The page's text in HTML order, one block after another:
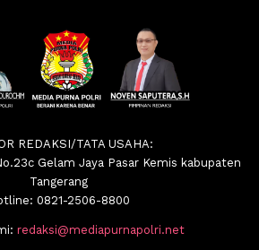
REDAKSI/TATA USAHA:
Gelam Jaya Pasar Kemis kabupaten
Tangerang
0821-2506-8800
redaksi@mediapurnapolri.net